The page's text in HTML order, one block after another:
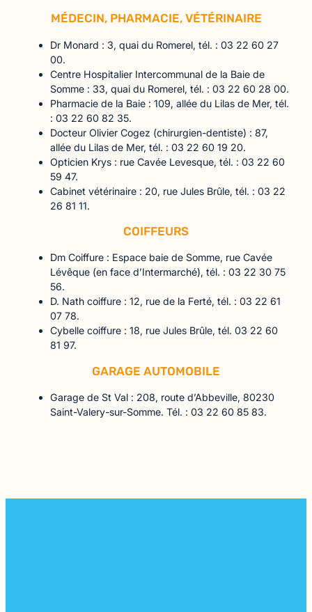
MÉDECIN, PHARMACIE, VÉTÉRINAIRE
Dr Monard : 3, quai du Romerel, tél. : 03 22 60 27
00.
Centre Hospitalier Intercommunal de la Baie de
Somme : 33, quai du Romerel, tél. : 03 22 60 28 00.
Pharmacie de la Baie : 109, allée du Lilas de Mer, tél.
: 03 22 60 82 35.
Docteur Olivier Cogez (chirurgien-dentiste) : 87,
allée du Lilas de Mer, tél. : 03 22 60 19 20.
Opticien Krys : rue Cavée Levesque, tél. : 03 22 60
59 47.
Cabinet vétérinaire : 20, rue Jules Brûle, tél. : 03 22
26 81 11.
COIFFEURS
Dm Coiffure : Espace baie de Somme, rue Cavée
Lévêque (en face d’Intermarché), tél. : 03 22 30 75
56.
D. Nath coiffure : 12, rue de la Ferté, tél. : 03 22 61
07 78.
Cybelle coiffure : 18, rue Jules Brûle, tél. 03 22 60
81 97.
GARAGE AUTOMOBILE
Garage de St Val : 208, route d’Abbeville, 80230
Saint-Valery-sur-Somme. Tél. : 03 22 60 85 83.